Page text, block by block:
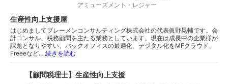
アミューズメント・レジャー
生産性向上支援屋
はじめましてブレーメンコンサルティング株式会社の代表眞野晃輔です。会
計コンサル、税務顧問を主たる業務としています。現在は成長中の企業様が
課題となりやすい、バックオフィスの最適化、デジタル化をMFクラウド、
Freeeなど… 続きを読む
【顧問税理士】生産性向上支援